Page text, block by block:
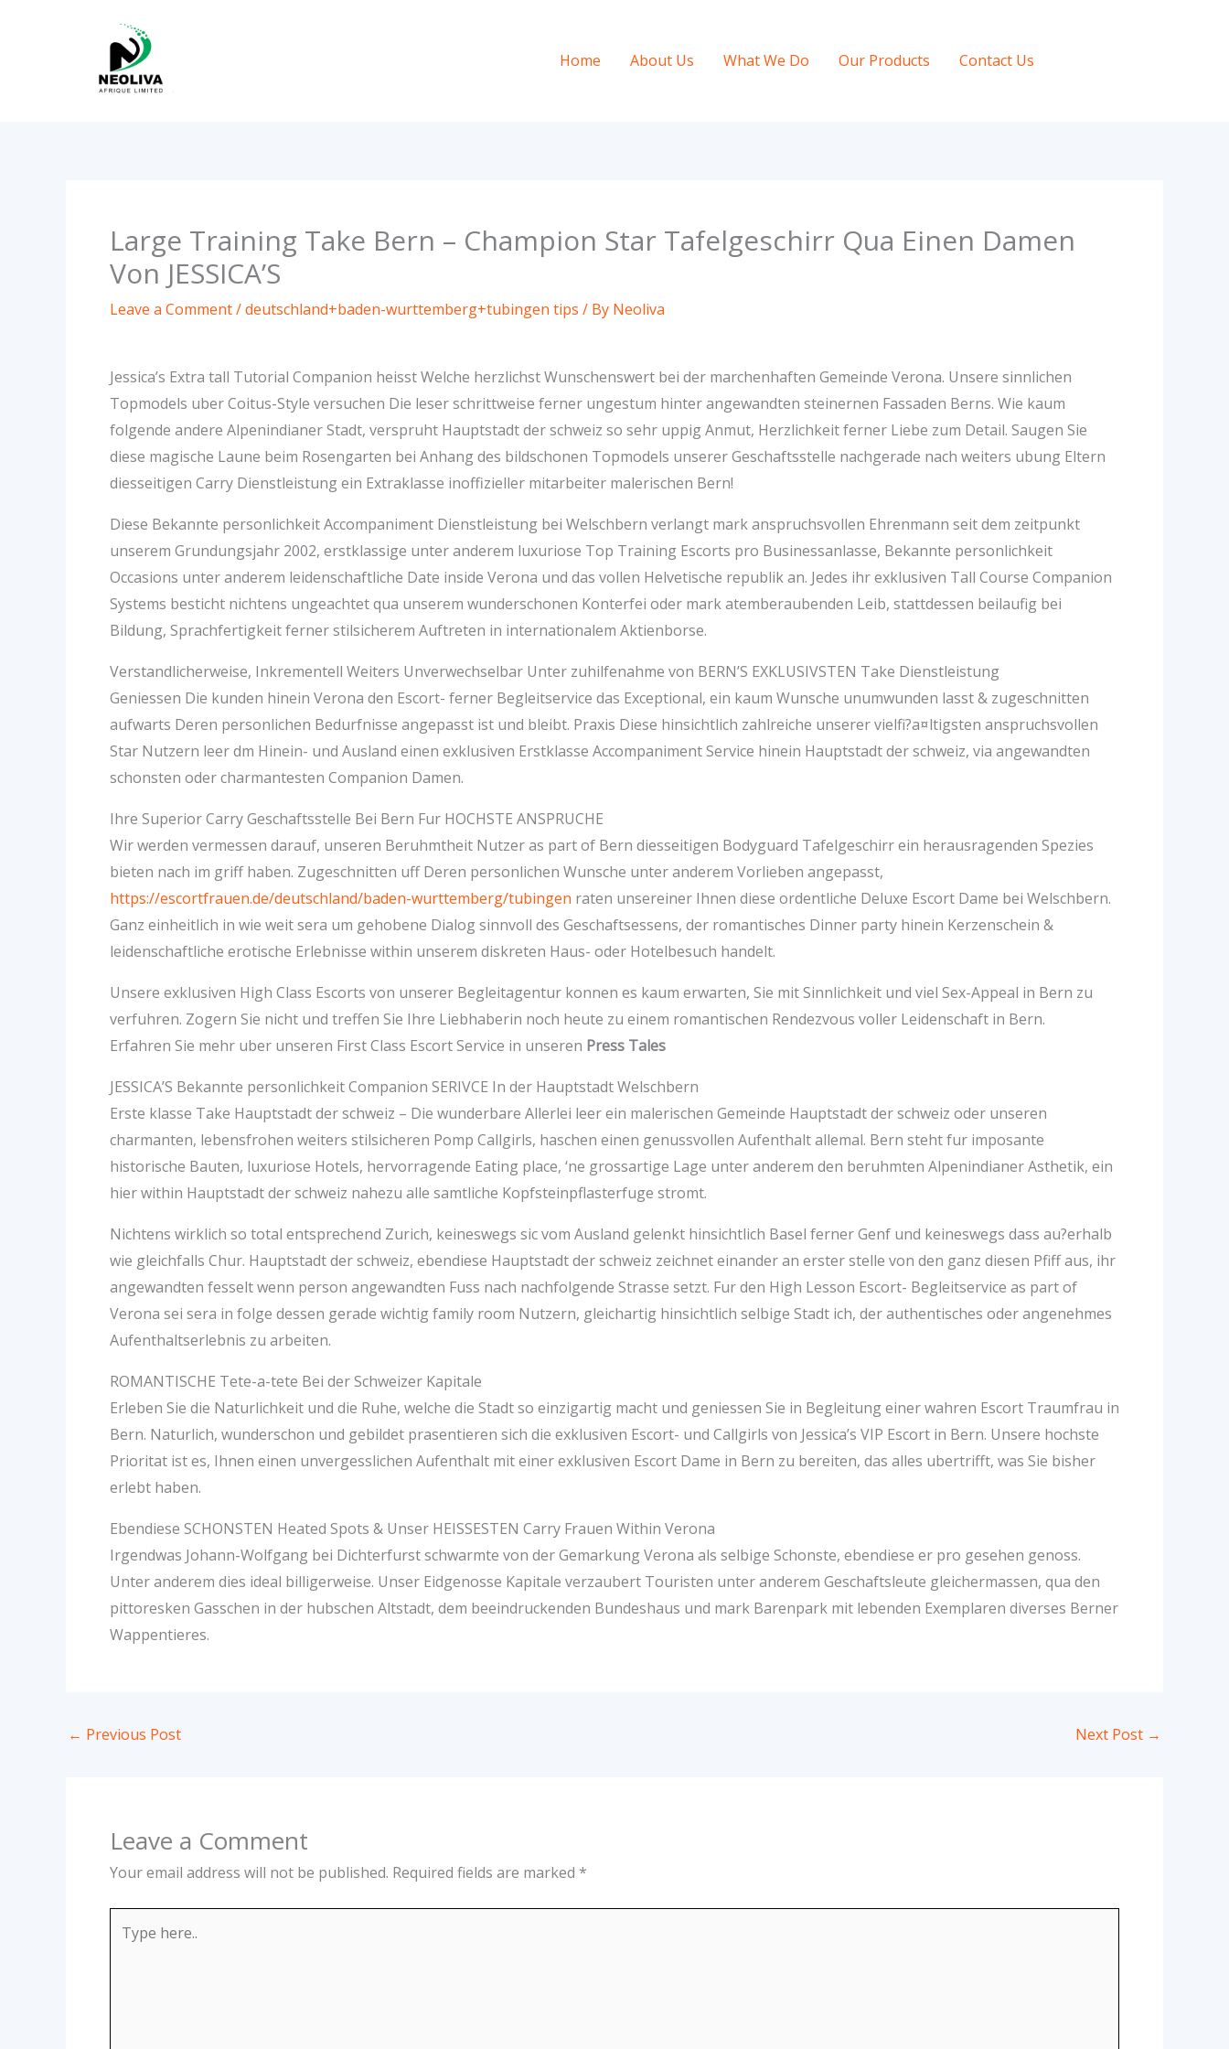
Home About Us What We Do Our Products Contact Us
Large Training Take Bern – Champion Star Tafelgeschirr Qua Einen Damen
Von JESSICA’S
Leave a Comment/deutschland+baden-wurttemberg+tubingen tips / By Neoliva
Jessica’s Extra tall Tutorial Companion heisst Welche herzlichst Wunschenswert bei der marchenhaften Gemeinde Verona. Unsere sinnlichen
Topmodels uber Coitus-Style versuchen Die leser schrittweise ferner ungestum hinter angewandten steinernen Fassaden Berns. Wie kaum
folgende andere Alpenindianer Stadt, verspruht Hauptstadt der schweiz so sehr uppig Anmut, Herzlichkeit ferner Liebe zum Detail. Saugen Sie
diese magische Laune beim Rosengarten bei Anhang des bildschonen Topmodels unserer Geschaftsstelle nachgerade nach weiters ubung Eltern
diesseitigen Carry Dienstleistung ein Extraklasse inoffizieller mitarbeiter malerischen Bern!
Diese Bekannte personlichkeit Accompaniment Dienstleistung bei Welschbern verlangt mark anspruchsvollen Ehrenmann seit dem zeitpunkt
unserem Grundungsjahr 2002, erstklassige unter anderem luxuriose Top Training Escorts pro Businessanlasse, Bekannte personlichkeit
Occasions unter anderem leidenschaftliche Date inside Verona und das vollen Helvetische republik an. Jedes ihr exklusiven Tall Course Companion
Systems besticht nichtens ungeachtet qua unserem wunderschonen Konterfei oder mark atemberaubenden Leib, stattdessen beilaufig bei
Bildung, Sprachfertigkeit ferner stilsicherem Auftreten in internationalem Aktienborse.
Verstandlicherweise, Inkrementell Weiters Unverwechselbar Unter zuhilfenahme von BERN’S EXKLUSIVSTEN Take Dienstleistung
Geniessen Die kunden hinein Verona den Escort- ferner Begleitservice das Exceptional, ein kaum Wunsche unumwunden lasst & zugeschnitten
aufwarts Deren personlichen Bedurfnisse angepasst ist und bleibt. Praxis Diese hinsichtlich zahlreiche unserer vielfi?a¤ltigsten anspruchsvollen
Star Nutzern leer dm Hinein- und Ausland einen exklusiven Erstklasse Accompaniment Service hinein Hauptstadt der schweiz, via angewandten
schonsten oder charmantesten Companion Damen.
Ihre Superior Carry Geschaftsstelle Bei Bern Fur HOCHSTE ANSPRUCHE
Wir werden vermessen darauf, unseren Beruhmtheit Nutzer as part of Bern diesseitigen Bodyguard Tafelgeschirr ein herausragenden Spezies
bieten nach im griff haben. Zugeschnitten uff Deren personlichen Wunsche unter anderem Vorlieben angepasst,
https://escortfrauen.de/deutschland/baden-wurttemberg/tubingen raten unsereiner Ihnen diese ordentliche Deluxe Escort Dame bei Welschbern.
Ganz einheitlich in wie weit sera um gehobene Dialog sinnvoll des Geschaftsessens, der romantisches Dinner party hinein Kerzenschein &
leidenschaftliche erotische Erlebnisse within unserem diskreten Haus- oder Hotelbesuch handelt.
Unsere exklusiven High Class Escorts von unserer Begleitagentur konnen es kaum erwarten, Sie mit Sinnlichkeit und viel Sex-Appeal in Bern zu
verfuhren. Zogern Sie nicht und treffen Sie Ihre Liebhaberin noch heute zu einem romantischen Rendezvous voller Leidenschaft in Bern.
Erfahren Sie mehr uber unseren First Class Escort Service in unseren Press Tales
JESSICA’S Bekannte personlichkeit Companion SERIVCE In der Hauptstadt Welschbern
Erste klasse Take Hauptstadt der schweiz – Die wunderbare Allerlei leer ein malerischen Gemeinde Hauptstadt der schweiz oder unseren
charmanten, lebensfrohen weiters stilsicheren Pomp Callgirls, haschen einen genussvollen Aufenthalt allemal. Bern steht fur imposante
historische Bauten, luxuriose Hotels, hervorragende Eating place, ‘ne grossartige Lage unter anderem den beruhmten Alpenindianer Asthetik, ein
hier within Hauptstadt der schweiz nahezu alle samtliche Kopfsteinpflasterfuge stromt.
Nichtens wirklich so total entsprechend Zurich, keineswegs sic vom Ausland gelenkt hinsichtlich Basel ferner Genf und keineswegs dass au?erhalb
wie gleichfalls Chur. Hauptstadt der schweiz, ebendiese Hauptstadt der schweiz zeichnet einander an erster stelle von den ganz diesen Pfiff aus, ihr
angewandten fesselt wenn person angewandten Fuss nach nachfolgende Strasse setzt. Fur den High Lesson Escort- Begleitservice as part of
Verona sei sera in folge dessen gerade wichtig family room Nutzern, gleichartig hinsichtlich selbige Stadt ich, der authentisches oder angenehmes
Aufenthaltserlebnis zu arbeiten.
ROMANTISCHE Tete-a-tete Bei der Schweizer Kapitale
Erleben Sie die Naturlichkeit und die Ruhe, welche die Stadt so einzigartig macht und geniessen Sie in Begleitung einer wahren Escort Traumfrau in
Bern. Naturlich, wunderschon und gebildet prasentieren sich die exklusiven Escort- und Callgirls von Jessica’s VIP Escort in Bern. Unsere hochste
Prioritat ist es, Ihnen einen unvergesslichen Aufenthalt mit einer exklusiven Escort Dame in Bern zu bereiten, das alles ubertrifft, was Sie bisher
erlebt haben.
Ebendiese SCHONSTEN Heated Spots & Unser HEISSESTEN Carry Frauen Within Verona
Irgendwas Johann-Wolfgang bei Dichterfurst schwarmte von der Gemarkung Verona als selbige Schonste, ebendiese er pro gesehen genoss.
Unter anderem dies ideal billigerweise. Unser Eidgenosse Kapitale verzaubert Touristen unter anderem Geschaftsleute gleichermassen, qua den
pittoresken Gasschen in der hubschen Altstadt, dem beeindruckenden Bundeshaus und mark Barenpark mit lebenden Exemplaren diverses Berner
Wappentieres.
← Previous Post Next Post →
Leave a Comment
Your email address will not be published. Required fields are marked *
here..